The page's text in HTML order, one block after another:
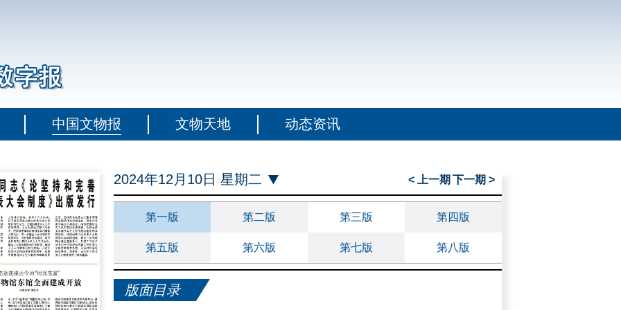
中国文物报 文物天地 动态资讯
2024年12月10日 星期二 < 上一期 下一期 >
第一版 第二版 第三版 第四版
第五版 第六版 第七版 第八版
版面目录